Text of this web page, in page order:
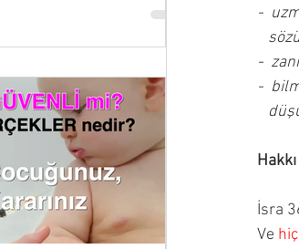
-
-
-
İsra
Ve